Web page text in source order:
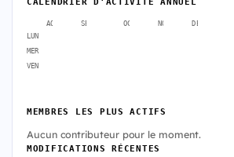
AOÛT SEPT. OCT. NOV. DÉC.
LUN
MER
VEN
MEMBRES LES PLUS ACTIFS
Aucun contributeur pour le moment.
MODIFICATIONS RÉCENTES